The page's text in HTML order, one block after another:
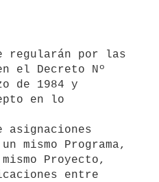
el Decreto Nº
de 1984 y
en lo
asignaciones
mismo Programa,
Proyecto,
entre